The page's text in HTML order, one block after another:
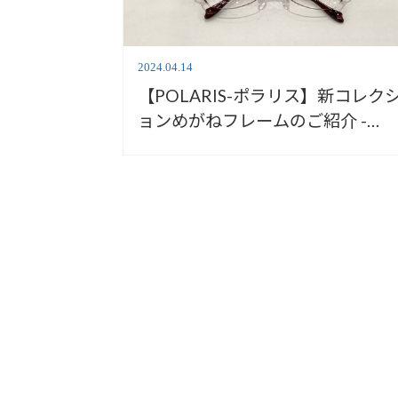
2024.04.14
【POLARIS-ポラリス】新コレク
ョンめがねフレームのご紹介 -